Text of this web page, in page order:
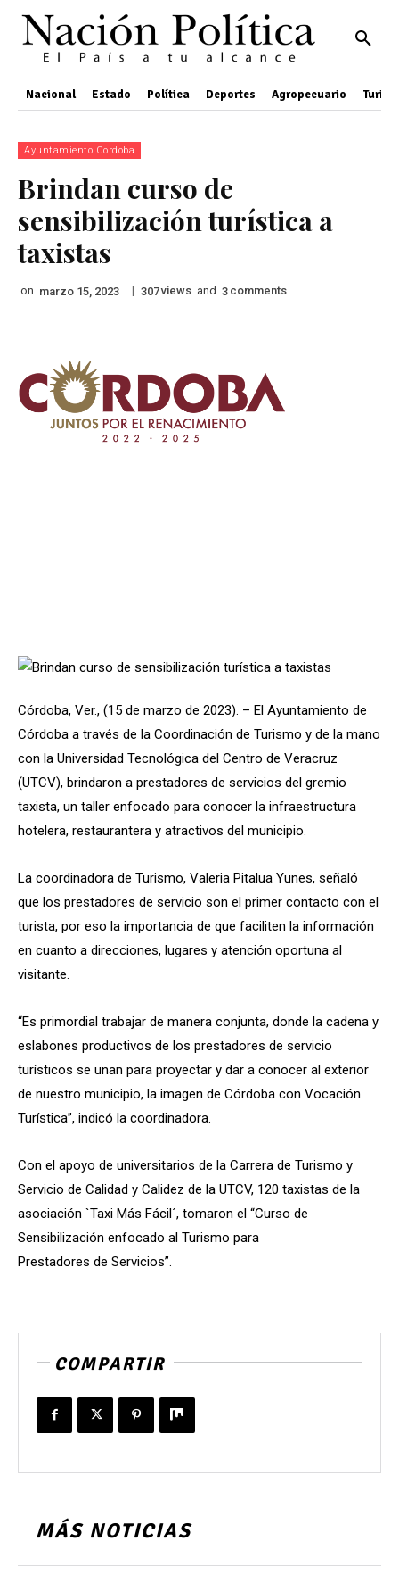
Nacional Estado Política Deportes Agropecuario
Ayuntamiento Cordoba
Brindan curso de
sensibilización turística a
taxistas
on marzo 15, 2023 | 307views and 3 comments
Córdoba, Ver., (15 de marzo de 2023). – El Ayuntamiento de
Córdoba a través de la Coordinación de Turismo y de la mano
con la Universidad Tecnológica del Centro de Veracruz
(UTCV), brindaron a prestadores de servicios del gremio
taxista, un taller enfocado para conocer la infraestructura
hotelera, restaurantera y atractivos del municipio.
La coordinadora de Turismo, Valeria Pitalua Yunes, señaló
que los prestadores de servicio son el primer contacto con el
turista, por eso la importancia de que faciliten la información
en cuanto a direcciones, lugares y atención oportuna al
visitante.
“Es primordial trabajar de manera conjunta, donde la cadena y
eslabones productivos de los prestadores de servicio
turísticos se unan para proyectar y dar a conocer al exterior
de nuestro municipio, la imagen de Córdoba con Vocación
Turística”, indicó la coordinadora.
Con el apoyo de universitarios de la Carrera de Turismo y
Servicio de Calidad y Calidez de la UTCV, 120 taxistas de la
asociación `Taxi Más Fácil´, tomaron el “Curso de
Sensibilización enfocado al Turismo para
Prestadores de Servicios”.
COMPARTIR
MÁS NOTICIAS